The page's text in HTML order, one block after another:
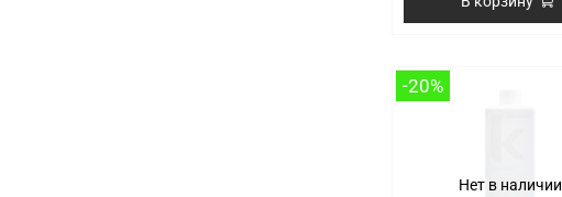
Нет в наличии
-20%